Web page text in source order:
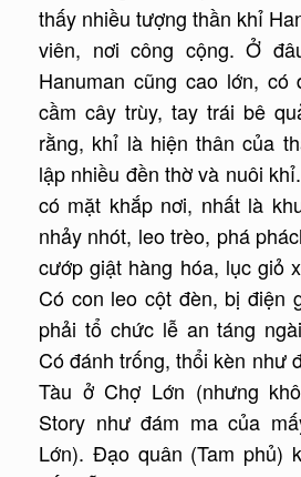
thấy nhiều tượng thần khỉ
viên, nơi công cộng. Ở
Hanuman cũng cao lớn, có
cầm cây trùy, tay trái bê
rằng, khỉ là hiện thân của
lập nhiều đền thờ và nuôi
có mặt khắp nơi, nhất là
nhảy nhót, leo trèo, phá
cướp giật hàng hóa, lục giỏ
Có con leo cột đèn, bị điện
phải tổ chức lễ an táng
Có đánh trống, thổi kèn như
Tàu ở Chợ Lớn (nhưng
Story như đám ma của
Lớn). Đạo quân (Tam phủ)